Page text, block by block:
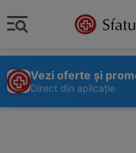
Vezi oferte și
Direct din aplicație